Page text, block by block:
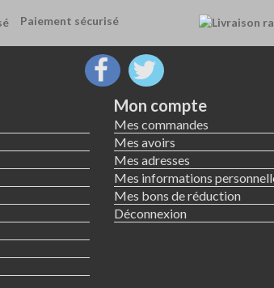
Paiement sécurisé
Mon compte
Mes commandes
Mes avoirs
Mes adresses
Mes informations
Mes bons de réduction
Déconnexion